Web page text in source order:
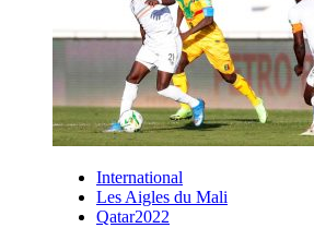
International
Les Aigles du Mali
Qatar2022